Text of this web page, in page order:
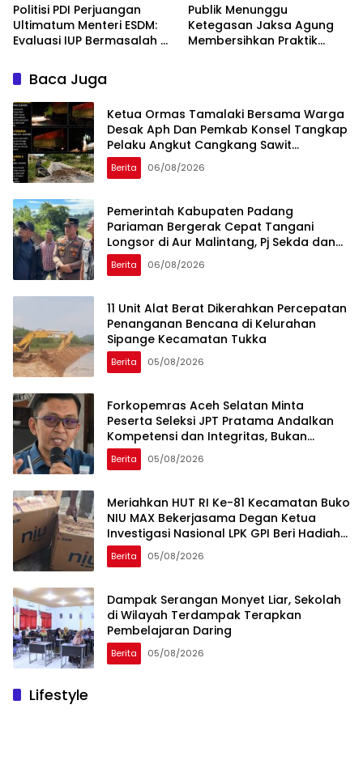
Politisi PDI Perjuangan
Ultimatum Menteri ESDM:
Evaluasi IUP Bermasalah di
Publik Menunggu
Ketegasan Jaksa Agung
Membersihkan Praktik
Baca Juga
Ketua Ormas Tamalaki Bersama Warga
Desak Aph Dan Pemkab Konsel Tangkap
Pelaku Angkut Cangkang Sawit
Overload, Truk PT KAP Melintas Jalan
Umum
Berita 06/08/2026
Pemerintah Kabupaten Padang
Pariaman Bergerak Cepat Tangani
Longsor di Aur Malintang, Pj Sekda dan
Anggota DPR RI Sepakati Pembukaan
Trase Jalan Baru
Berita 06/08/2026
11 Unit Alat Berat Dikerahkan Percepatan
Penanganan Bencana di Kelurahan
Sipange Kecamatan Tukka
Berita 05/08/2026
Forkopemras Aceh Selatan Minta
Peserta Seleksi JPT Pratama Andalkan
Kompetensi dan Integritas, Bukan
Kedekatan
Berita 05/08/2026
Meriahkan HUT RI Ke-81 Kecamatan Buko
NIU MAX Bekerjasama Degan Ketua
Investigasi Nasional LPK GPI Beri Hadiah
Sponsor Kegiatan Laga Sepak Bola U-
45
Berita 05/08/2026
Dampak Serangan Monyet Liar, Sekolah
di Wilayah Terdampak Terapkan
Pembelajaran Daring
Berita 05/08/2026
Lifestyle